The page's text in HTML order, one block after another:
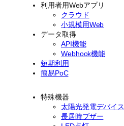
利用者用Webアプリ
クラウド
小規模用Web
データ取得
API機能
Webhook機能
短期利用
簡易PoC
特殊機器
太陽光発電デバイス
長居時ブザー